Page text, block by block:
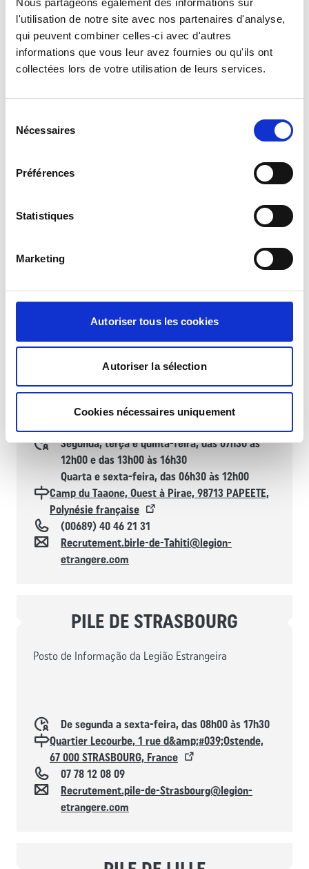
l'utilisation de notre site avec nos partenaires d'analyse,
qui peuvent combiner celles-ci avec d'autres
informations que vous leur avez fournies ou qu'ils ont
collectées lors de votre utilisation de leurs services.
Nécessaires
Préférences
Statistiques
Marketing
Autoriser tous les cookies
Autoriser la sélection
Cookies nécessaires uniquement
Téléphone
06 87 33 76 33
Contacto
Recrutement-pile-de-Toulouse@legion-
etrangere.com
Horaires d'ouverture
24 horas por dia, 7 dias por semana
Quartier Vienot, 2 Route départementale, B.P. 11
Téléphone
(00689) 40 46 21 31
BIRLE DE TAHITI
Estrangeira (reservado a candidatos de nacionalidade
francesa)
Horaires d'ouverture
Segunda, terça e quinta-feira, das 07h30 às
12h00 e das 13h00 às 16h30
Quarta e sexta-feira, das 06h30 às 12h00
Localisation
Camp du Taaone, Ouest à Pirae, 98713 PAPEETE,
Polynésie française
Téléphone
(00689) 40 46 21 31
Contacto
Recrutement.birle-de-Tahiti@legion-
etrangere.com
PILE DE STRASBOURG
Posto de Informação da Legião Estrangeira
Horaires d'ouverture
De segunda a sexta-feira, das 08h00 às 17h30
Localisation
Quartier Lecourbe, 1 rue d&amp;#039;Ostende,
67 000 STRASBOURG, France
Téléphone
07 78 12 08 09
Contacto
Recrutement.pile-de-Strasbourg@legion-
etrangere.com